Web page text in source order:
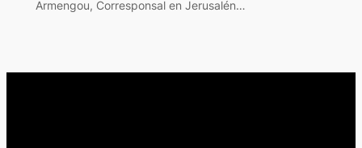
Armengou, Corresponsal en Jerusalén…